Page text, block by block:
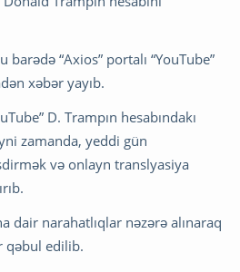
“Axios” portalı “YouTube”
xəbər yayıb.
D. Trampın hesabındakı
zamanda, yeddi gün
və onlayn translyasiya
dair narahatlıqlar nəzərə alınaraq
qəbul edilib.